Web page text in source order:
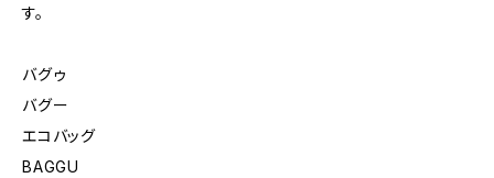
す。
バグゥ
バグー
エコバッグ
BAGGU